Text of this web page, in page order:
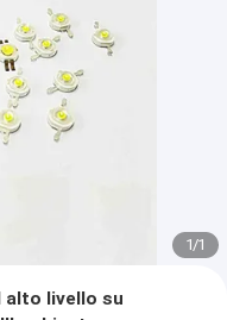
1/1
alto livello su